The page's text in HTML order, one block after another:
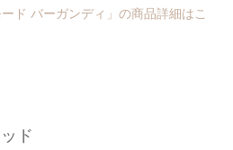
ド バーガンディ」の商品詳細はこ
ド